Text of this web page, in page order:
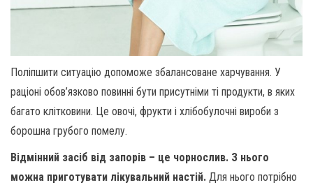
Поліпшити ситуацію допоможе збалансоване харчування. У
раціоні обов’язково повинні бути присутніми ті продукти, в яких
багато клітковини. Це овочі, фрукти і хлібобулочні вироби з
борошна грубого помелу.
Відмінний засіб від запорів – це чорнослив. З нього
можна приготувати лікувальний настій. Для нього потрібно